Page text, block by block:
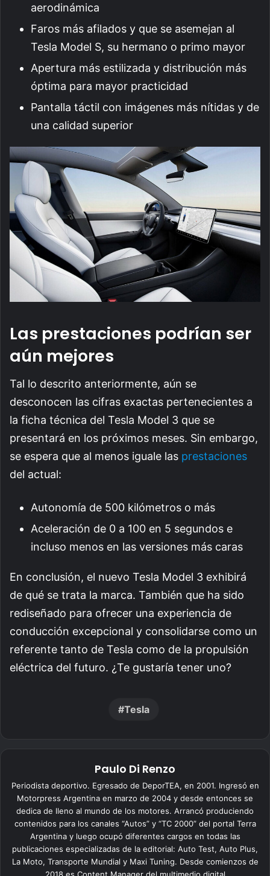
aerodinámica
Faros más afilados y que se asemejan al
Tesla Model S, su hermano o primo mayor
Apertura más estilizada y distribución más
óptima para mayor practicidad
Pantalla táctil con imágenes más nítidas y de
una calidad superior
Las prestaciones podrían ser
aún mejores
Tal lo descrito anteriormente, aún se
desconocen las cifras exactas pertenecientes a
la ficha técnica del Tesla Model 3 que se
presentará en los próximos meses. Sin embargo,
se espera que al menos iguale las prestaciones
del actual:
Autonomía de 500 kilómetros o más
Aceleración de 0 a 100 en 5 segundos e
incluso menos en las versiones más caras
En conclusión, el nuevo Tesla Model 3 exhibirá
de qué se trata la marca. También que ha sido
rediseñado para ofrecer una experiencia de
conducción excepcional y consolidarse como un
referente tanto de Tesla como de la propulsión
eléctrica del futuro. ¿Te gustaría tener uno?
Tesla
Paulo Di Renzo
Periodista deportivo. Egresado de DeporTEA, en 2001. Ingresó en
Motorpress Argentina en marzo de 2004 y desde entonces se
dedica de lleno al mundo de los motores. Arrancó produciendo
contenidos para los canales “Autos” y “TC 2000” del portal Terra
Argentina y luego ocupó diferentes cargos en todas las
publicaciones especializadas de la editorial: Auto Test, Auto Plus,
La Moto, Transporte Mundial y Maxi Tuning. Desde comienzos de